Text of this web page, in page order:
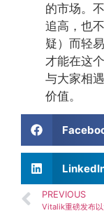
的市场。
追高，也
疑）而轻
才能在这
与大家相
价值。
PREVIOUS